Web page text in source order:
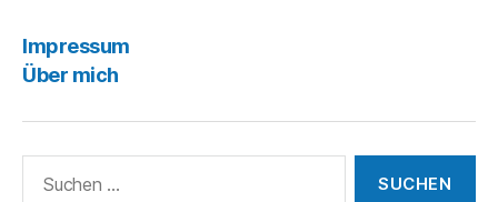
Impressum
Über mich
nach: